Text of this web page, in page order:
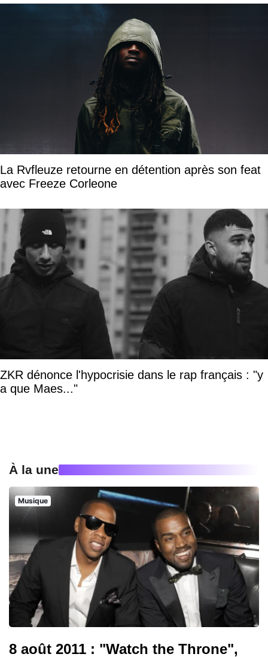
La Rvfleuze retourne en détention après son feat
avec Freeze Corleone
ZKR dénonce l'hypocrisie dans le rap français : "y
a que Maes..."
À la une
Musique
8 août 2011 : "Watch the Throne",